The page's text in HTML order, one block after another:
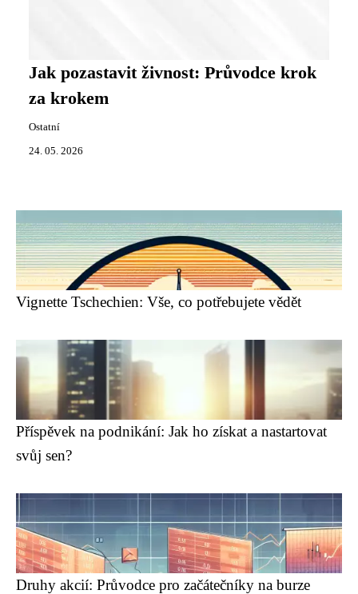
Jak pozastavit živnost: Průvodce krok
za krokem
Ostatní
24. 05. 2026
Vignette Tschechien: Vše, co potřebujete vědět
Příspěvek na podnikání: Jak ho získat a nastartovat
svůj sen?
Druhy akcií: Průvodce pro začátečníky na burze